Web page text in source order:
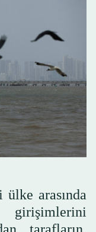
ülke arasında
girişimlerini